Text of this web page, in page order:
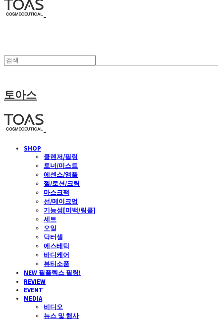
토아스
SHOP
클렌저/필링
토너/미스트
에센스/앰플
젤/로션/크림
마스크팩
선/메이크업
기능성[미백/링클]
세트
오일
닥터셀
에스테틱
바디케어
뷰티소품
NEW 필플렉스 필링!
REVIEW
EVENT
MEDIA
비디오
뉴스 및 행사